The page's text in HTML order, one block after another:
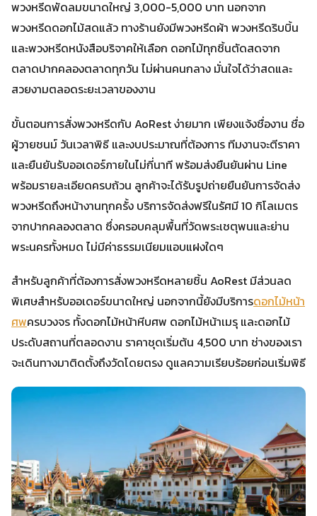
พวงหรีดพัดลมขนาดใหญ่ 3,000-5,000 บาท นอกจาก
พวงหรีดดอกไม้สดแล้ว ทางร้านยังมีพวงหรีดผ้า พวงหรีดริบบิ้น
และพวงหรีดหนังสือบริจาคให้เลือก ดอกไม้ทุกชิ้นตัดสดจาก
ตลาดปากคลองตลาดทุกวัน ไม่ผ่านคนกลาง มั่นใจได้ว่าสดและ
สวยงามตลอดระยะเวลาของงาน
ขั้นตอนการสั่งพวงหรีดกับ AoRest ง่ายมาก เพียงแจ้งชื่องาน ชื่อ
ผู้วายชนม์ วันเวลาพิธี และงบประมาณที่ต้องการ ทีมงานจะตีราคา
และยืนยันรับออเดอร์ภายในไม่กี่นาที พร้อมส่งยืนยันผ่าน Line
พร้อมรายละเอียดครบถ้วน ลูกค้าจะได้รับรูปถ่ายยืนยันการจัดส่ง
พวงหรีดถึงหน้างานทุกครั้ง บริการจัดส่งฟรีในรัศมี 10 กิโลเมตร
จากปากคลองตลาด ซึ่งครอบคลุมพื้นที่วัดพระเชตุพนและย่าน
พระนครทั้งหมด ไม่มีค่าธรรมเนียมแอบแฝงใดๆ
สำหรับลูกค้าที่ต้องการสั่งพวงหรีดหลายชิ้น AoRest มีส่วนลด
พิเศษสำหรับออเดอร์ขนาดใหญ่ นอกจากนี้ยังมีบริการดอกไม้หน้า
ศพครบวงจร ทั้งดอกไม้หน้าหีบศพ ดอกไม้หน้าเมรุ และดอกไม้
ประดับสถานที่ตลอดงาน ราคาชุดเริ่มต้น 4,500 บาท ช่างของเรา
จะเดินทางมาติดตั้งถึงวัดโดยตรง ดูแลความเรียบร้อยก่อนเริ่มพิธี